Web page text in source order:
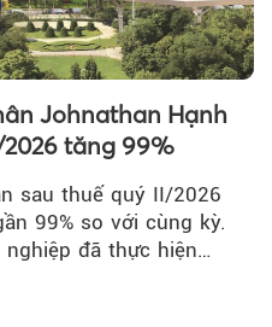
Johnathan Hạnh
tăng 99%
sau thuế quý II/2026
99% so với cùng kỳ.
nghiệp đã thực hiện